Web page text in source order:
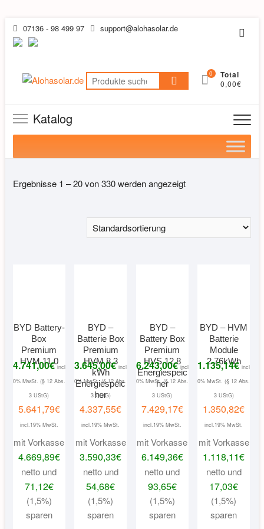
Skip 07136 - 98 499 97 support@alohasolar.de
Suchen
nach:
0 Total
0,00€
Katalog
Ergebnisse 1 – 20 von 330 werden angezeigt
BYD Battery-
Box
Premium
HVM 11.0
4.741,00€ incl
0% MwSt. (§ 12 Abs.
3 UStG)
5.641,79€
incl.19% MwSt.
mit Vorkasse
4.669,89€
netto und
71,12€
(1,5%)
sparen
BYD –
Batterie Box
Premium
HVM 8.3
kWh
Energiespeic
her
3.645,00€ incl
0% MwSt. (§ 12 Abs.
3 UStG)
4.337,55€
incl.19% MwSt.
mit Vorkasse
3.590,33€
netto und
54,68€
(1,5%)
sparen
BYD –
Battery Box
Premium
HVS 12.8
Energiespeic
her
6.243,00€ incl
0% MwSt. (§ 12 Abs.
3 UStG)
7.429,17€
incl.19% MwSt.
mit Vorkasse
6.149,36€
netto und
93,65€
(1,5%)
sparen
BYD – HVM
Batterie
Module
2.76kWh
1.135,14€ incl
0% MwSt. (§ 12 Abs.
3 UStG)
1.350,82€
incl.19% MwSt.
mit Vorkasse
1.118,11€
netto und
17,03€
(1,5%)
sparen